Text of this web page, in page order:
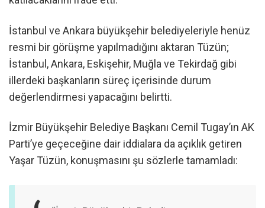
İstanbul ve Ankara büyükşehir belediyeleriyle henüz
resmi bir görüşme yapılmadığını aktaran Tüzün;
İstanbul, Ankara, Eskişehir, Muğla ve Tekirdağ gibi
illerdeki başkanların süreç içerisinde durum
değerlendirmesi yapacağını belirtti.
İzmir Büyükşehir Belediye Başkanı Cemil Tugay’ın AK
Parti’ye geçeceğine dair iddialara da açıklık getiren
Yaşar Tüzün, konuşmasını şu sözlerle tamamladı: